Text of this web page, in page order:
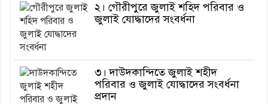
২। গৌরীপুরে জুলাই শহিদ পরিবার ও
জুলাই যোদ্ধাদের সংবর্ধনা
৩। দাউদকান্দিতে জুলাই শহীদ
পরিবার ও জুলাই যোদ্ধাদের সংবর্ধনা
প্রদান